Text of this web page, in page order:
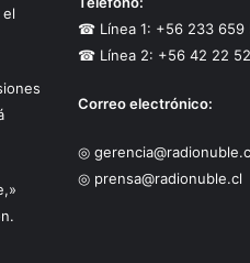
☎ Línea 1: +56 233 659
☎ Línea 2: +56 42 22
Correo electrónico:
◎
◎ prensa@radionuble.cl